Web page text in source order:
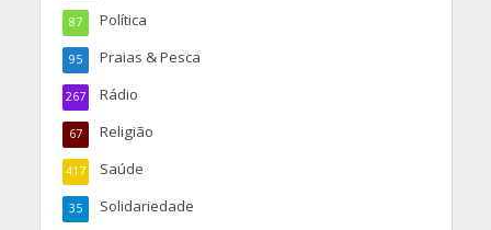
Política
87
Praias & Pesca
95
Rádio
267
Religião
67
Saúde
417
Solidariedade
35